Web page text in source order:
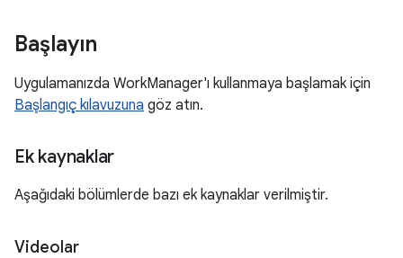
Başlayın
Uygulamanızda WorkManager'ı kullanmaya başlamak için
Başlangıç kılavuzuna göz atın.
Ek kaynaklar
Aşağıdaki bölümlerde bazı ek kaynaklar verilmiştir.
Videolar